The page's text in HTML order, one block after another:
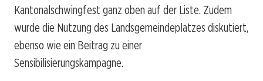
Kantonalschwingfest ganz oben auf der Liste. Zudem
wurde die Nutzung des Landsgemeindeplatzes diskutiert,
ebenso wie ein Beitrag zu einer
Sensibilisierungskampagne.